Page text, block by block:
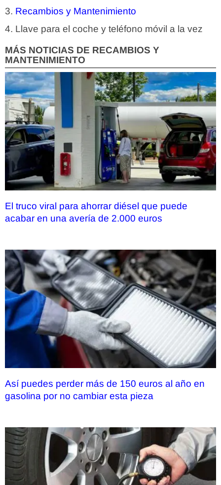
Recambios y Mantenimiento
Llave para el coche y teléfono móvil a la vez
MÁS NOTICIAS DE RECAMBIOS Y
MANTENIMIENTO
El truco viral para ahorrar diésel que puede
acabar en una avería de 2.000 euros
Así puedes perder más de 150 euros al año en
gasolina por no cambiar esta pieza